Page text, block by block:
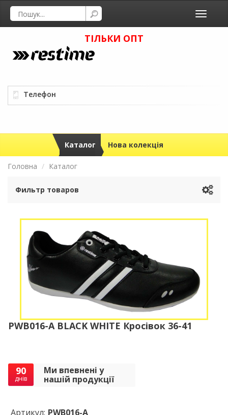
Toggle
ТІЛЬКИ ОПТ
Телефон
Каталог Нова колекція
Головна Каталог
Фильтр товаров
PWB016-A BLACK WHITE Кросівок 36-41
90
днів
Ми впевнені у
нашій продукції
Артикул: PWB016-A